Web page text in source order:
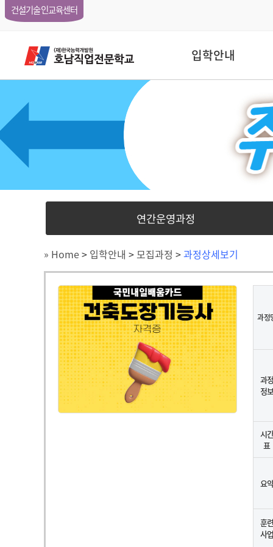
건설기술인교육센터
입학안내
연간운영과정
» Home> 입학안내 > 모집과정 >과정상세보기
과정
과정
정보
시
표
요
훈련
사업